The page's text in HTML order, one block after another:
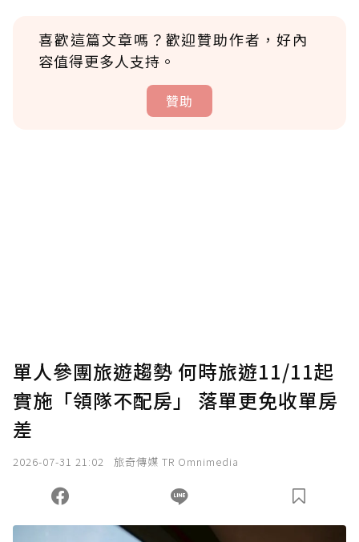
喜歡這篇文章嗎？歡迎贊助作者，好內
容值得更多人支持。
贊助
確認送出
您當前剩餘 U 利點數：0點；前往 購買點數
單人參團旅遊趨勢 何時旅遊11/11起
實施「領隊不配房」 落單更免收單房
差
2026-07-31 21:02 旅奇傳媒 TR Omnimedia